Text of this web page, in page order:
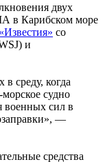
двух
в Карибском море
«Известия» со
и
среду, когда
судно
военных сил в
—
средства